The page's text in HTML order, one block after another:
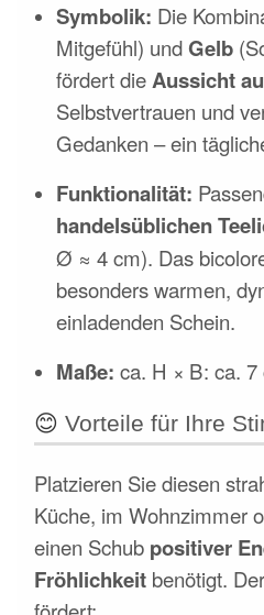
Symbolik: Die
Mitgefühl) undGelb
fördert dieAussicht
Selbstvertrauen und
Gedanken – ein
Funktionalität:
handelsüblichen
Ø ≈ 4cm). Das
besonders warmen,
einladenden Schein.
Maße: ca. H × B: ca. 7
😊 Vorteile für Ihre
Platzieren Sie diesen
Küche, im Wohnzimmer
einen Schub positiver
Fröhlichkeit benötigt.